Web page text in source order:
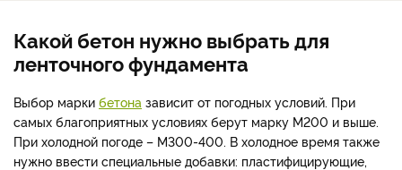
Какой бетон нужно выбрать для
ленточного фундамента
Выбор марки бетона зави­сит от погодных условий. При
самых благоприятных условиях берут марку М200 и выше.
При холодной погоде – М300-400. В холодное время также
нужно ввести специальные добавки: пластифицирующие,